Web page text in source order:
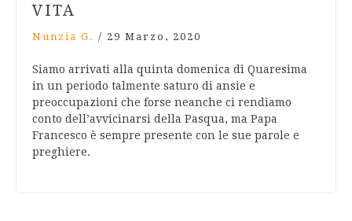
VITA
Nunzia G. / 29 Marzo, 2020
Siamo arrivati alla quinta domenica di Quaresima
in un periodo talmente saturo di ansie e
preoccupazioni che forse neanche ci rendiamo
conto dell’avvicinarsi della Pasqua, ma Papa
Francesco è sempre presente con le sue parole e
preghiere.